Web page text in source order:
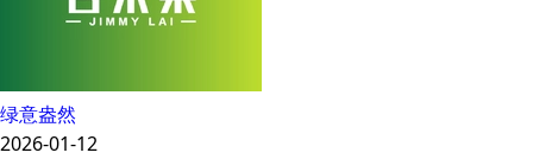
绿意盎然
2026-01-12